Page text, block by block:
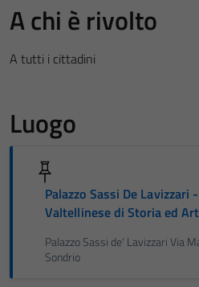
A chi è rivolto
A tutti i cittadini
Luogo
Palazzo Sassi De Lavizzari
Valtellinese di Storia ed
Palazzo Sassi de' Lavizzari Via
Sondrio